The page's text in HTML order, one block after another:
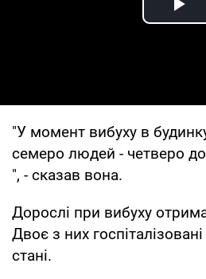
"У момент вибуху в
семеро людей - четверо
", - сказав вона.
Дорослі при вибуху
Двоє з них
стані.